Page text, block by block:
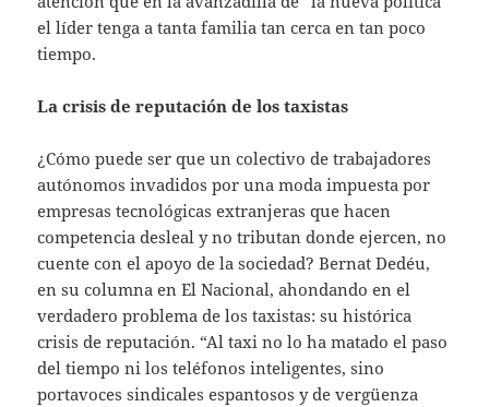
el líder tenga a tanta familia tan cerca en tan poco
tiempo.
La crisis de reputación de los taxistas
¿Cómo puede ser que un colectivo de trabajadores
autónomos invadidos por una moda impuesta por
empresas tecnológicas extranjeras que hacen
competencia desleal y no tributan donde ejercen, no
cuente con el apoyo de la sociedad? Bernat Dedéu,
en su columna en El Nacional, ahondando en el
verdadero problema de los taxistas: su histórica
crisis de reputación. “Al taxi no lo ha matado el paso
del tiempo ni los teléfonos inteligentes, sino
portavoces sindicales espantosos y de vergüenza